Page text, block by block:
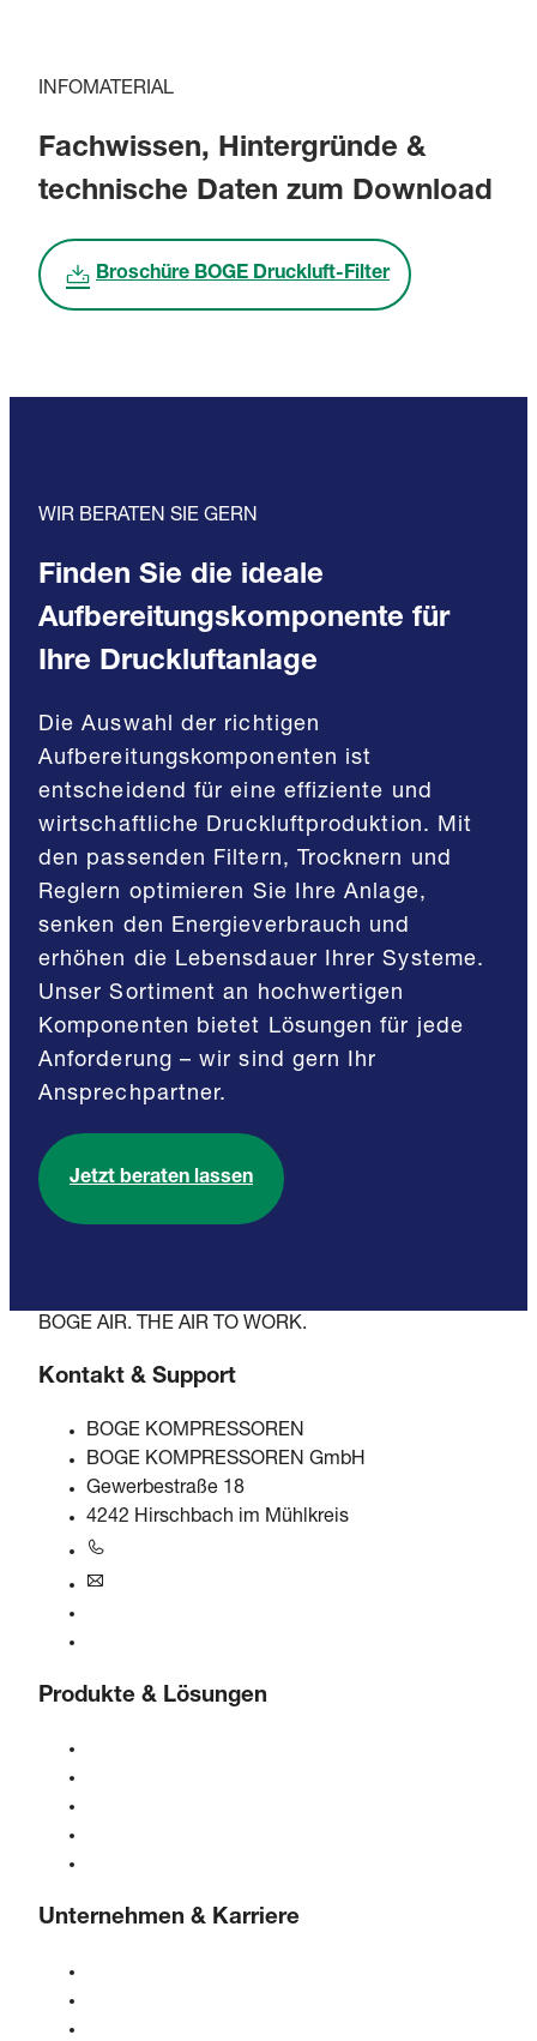
INFOMATERIAL
Fachwissen, Hintergründe &
technische Daten zum Download
Broschüre BOGE Druckluft-Filter
WIR BERATEN SIE GERN
Finden Sie die ideale
Aufbereitungskomponente für
Ihre Druckluftanlage
Die Auswahl der richtigen
Aufbereitungskomponenten ist
entscheidend für eine effiziente und
wirtschaftliche Druckluftproduktion. Mit
den passenden Filtern, Trocknern und
Reglern optimieren Sie Ihre Anlage,
senken den Energieverbrauch und
erhöhen die Lebensdauer Ihrer Systeme.
Unser Sortiment an hochwertigen
Komponenten bietet Lösungen für jede
Anforderung – wir sind gern Ihr
Ansprechpartner.
Jetzt beraten lassen
BOGE AIR. THE AIR TO WORK.
Kontakt & Support
BOGE KOMPRESSOREN
BOGE KOMPRESSOREN GmbH
Gewerbestraße 18
4242 Hirschbach im Mühlkreis
Produkte & Lösungen
Unternehmen & Karriere